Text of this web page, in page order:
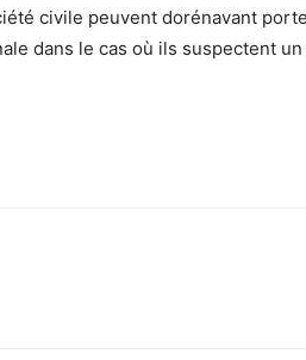
civile peuvent dorénavant
dans le cas où ils suspectent